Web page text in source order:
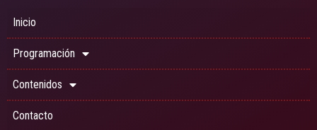
Inicio
Programación
Contenidos
Contacto